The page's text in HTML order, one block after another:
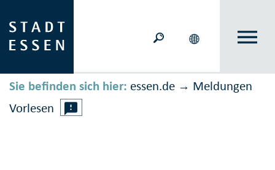
Sie befinden sich hier: essen.de → Meldungen
Vorlesen